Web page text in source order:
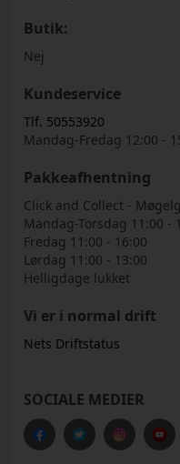
Butik:
Nej
Kundeservice
Tlf. 50553920
Mandag-Fredag 12:00 -
Pakkeafhentning
Click and Collect -
Mandag-Torsdag 11:00 -
Fredag 11:00 - 16:00
Lørdag 11:00 - 13:00
Helligdage lukket
Vi er i normal drift
Nets Driftstatus
SOCIALE MEDIER